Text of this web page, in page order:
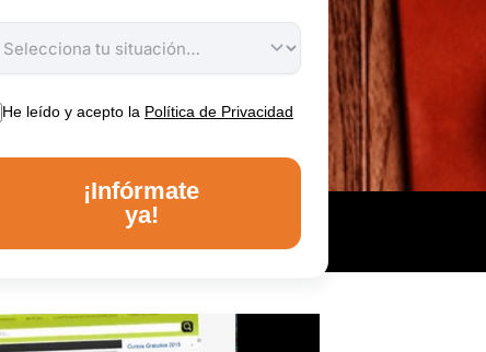
He leído y acepto la Política de Privacidad
¡Infórmate
ya!